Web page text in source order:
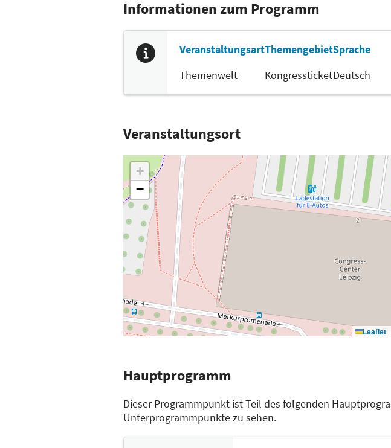
Informationen zum Programm
Veranstaltungsart
Themenwelt
Themengebiet
Kongressticket
Sprache
Deutsch
Veranstaltungsort
+
−
Leaflet |
Hauptprogramm
Dieser Programmpunkt ist Teil des folgenden
Unterprogrammpunkte zu sehen.